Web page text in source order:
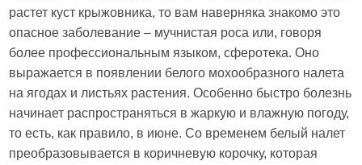
растет куст крыжовника, то вам наверняка знакомо это
опасное заболевание – мучнистая роса или, говоря
более профессиональным языком, сферотека. Оно
выражается в появлении белого мохообразного налета
на ягодах и листьях растения. Особенно быстро болезнь
начинает распространяться в жаркую и влажную погоду,
то есть, как правило, в июне. Со временем белый налет
преобразовывается в коричневую корочку, которая